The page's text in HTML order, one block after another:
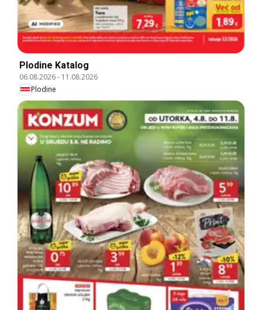
Plodine Katalog
06.08.2026- 11.08.2026
Plodine